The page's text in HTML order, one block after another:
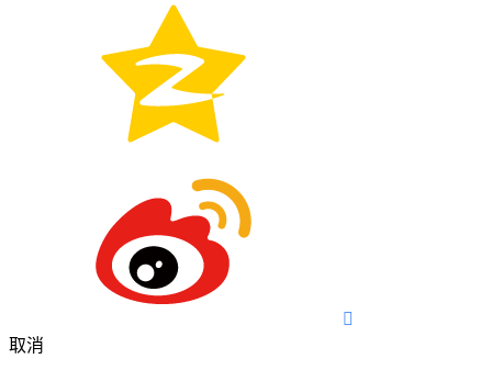

取消